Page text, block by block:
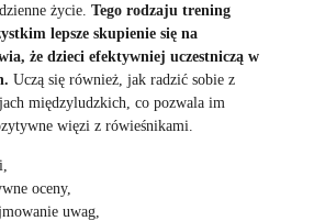
życie. Tego rodzaju trening
lepsze skupienie się na
że dzieci efektywniej uczestniczą w
Uczą się również, jak radzić sobie z
międzyludzkich, co pozwala im
więzi z rówieśnikami.
oceny,
uwag,